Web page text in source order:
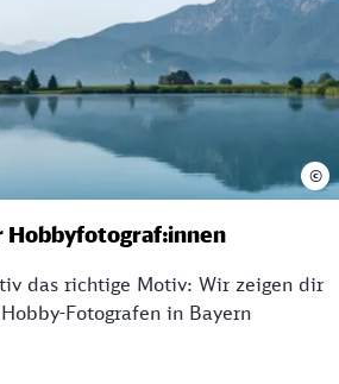
Hobbyfotograf:innen
das richtige Motiv: Wir zeigen dir
Fotografen in Bayern
©